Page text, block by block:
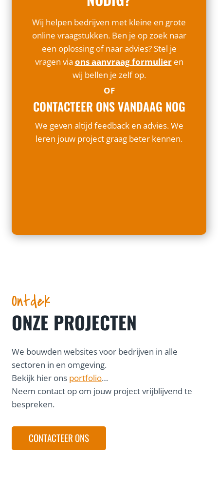
Wij helpen bedrijven met kleine en grote
online vraagstukken. Ben je op zoek naar
een oplossing of naar advies? Stel je
vragen via ons aanvraag formulieren
wij bellen je zelf op.
OF
CONTACTEER ONS VANDAAG NOG
We geven altijd feedback en advies. We
leren jouw project graag beter kennen.
Ontdek
ONZE PROJECTEN
We bouwden websites voor bedrijven in alle
sectoren in en omgeving.
Bekijk hier ons portfolio…
Neem contact op om jouw project vrijblijvend te
bespreken.
CONTACTEER ONS